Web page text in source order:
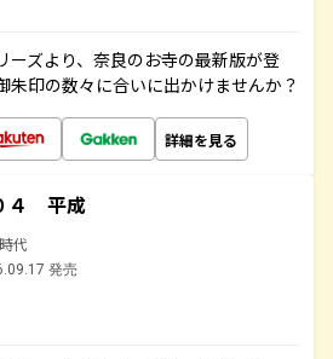
ーズより、奈良のお寺の最新版が登
朱印の数々に合いに出かけませんか？
詳細を見る
４ 平成
代
発売